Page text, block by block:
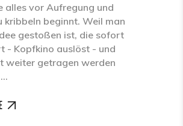
alles vor Aufregung und
kribbeln beginnt. Weil man
gestoßen ist, die sofort
- Kopfkino auslöst - und
weiter getragen werden